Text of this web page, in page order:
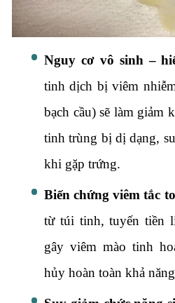
Nguy cơ vô sinh –
tinh dịch bị viêm
bạch cầu) sẽ làm giảm
tinh trùng bị dị dạng,
khi gặp trứng.
Biến chứng viêm tắc
từ túi tinh, tuyến tiền
gây viêm mào tinh
hủy hoàn toàn khả